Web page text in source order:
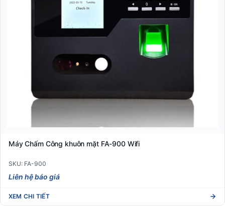
Máy Chấm Công khuôn mặt FA-900 Wifi
SKU: FA-900
Liên hệ báo giá
XEM CHI TIẾT